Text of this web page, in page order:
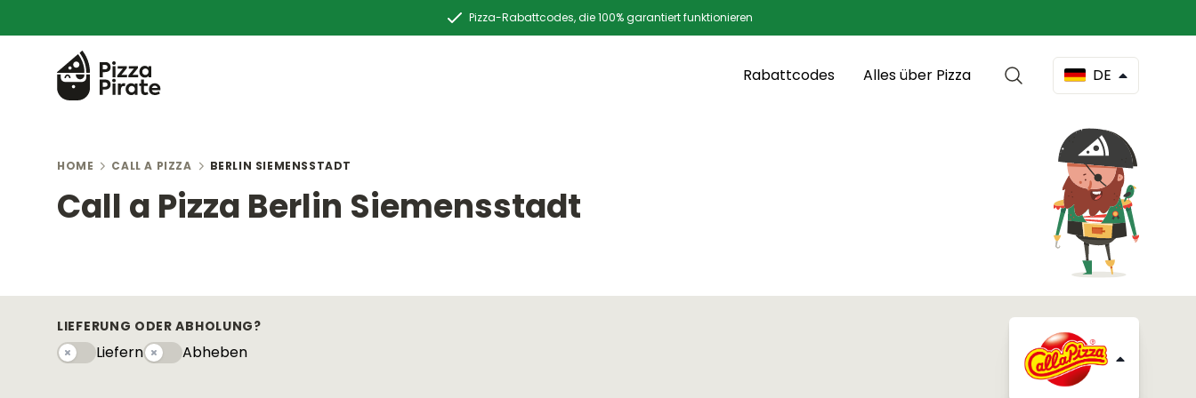
Pizza-Rabattcodes, die 100% garantiert funktionieren
Rabattcodes Alles über Pizza DE
HOME CALL A PIZZA BERLIN SIEMENSSTADT
Call a Pizza Berlin Siemensstadt
LIEFERUNG ODER ABHOLUNG?
LiefernLiefernAbhebeny
Abheben